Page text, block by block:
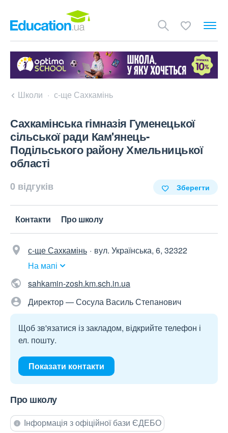
Школи с-ще Сахкамінь
Сахкамінська гімназія Гуменецької
сільської ради Кам'янець-
Подільського району Хмельницької
області
0 відгуків Зберегти
Контакти Про школу
с-ще Сахкамінь
вул. Українська, 6, 32322
На мапі
sahkamin-zosh.km.sch.in.ua
Директор — Сосула Василь Степанович
Щоб зв'язатися із закладом, відкрийте телефон і
ел. пошту.
Показати контакти
Про школу
Інформація з офіційної бази ЄДЕБО